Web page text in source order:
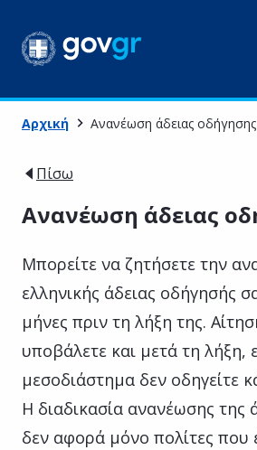
Αρχική Ανανέωση άδειας οδήγησης
Πίσω
Ανανέωση άδειας
Μπορείτε να ζητήσετε την
ελληνικής άδειας οδήγησής
μήνες πριν τη λήξη της.
υποβάλετε και μετά τη λήξη,
μεσοδιάστημα δεν οδηγείτε
Η διαδικασία ανανέωσης της
δεν αφορά μόνο πολίτες που